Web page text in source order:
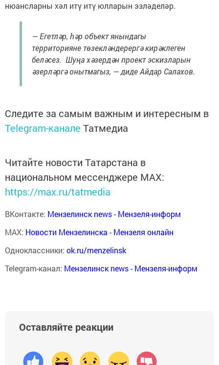
нюансларны хәл итү итү юлларын эзләделәр.
— Егетләр, һәр объект янындагы
территорияне төзекләндерергә кирәклеген
беләсез. Шуңа хәзердән проект эскизларын
әзерләргә онытмагыз, — диде Айдар Салахов.
Следите за самым важным и интересным в
Telegram-канале Татмедиа
Читайте новости Татарстана в
национальном мессенджере MАХ:
https://max.ru/tatmedia
ВКонтакте: Мензелинск news - Мензеля-информ
MAX: Новости Мензелинска - Мензеля онлайн
Одноклассники: ok.ru/menzelinsk
Telegram-канал: Мензелинск news - Мензеля-информ
Оставляйте реакции